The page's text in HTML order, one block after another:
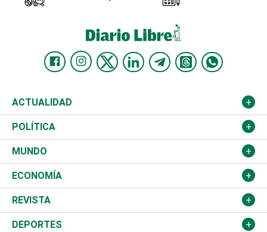
ACTUALIDAD
Nacional
Ciudad
Educación
Salud
Justicia
POLÍTICA
Partidos
JCE
TSE
Congreso Nacional
MUNDO
Estados Unidos
América Latina
Haití
ECONOMÍA
Finanzas
Turismo
REVISTA
Música
DEPORTES